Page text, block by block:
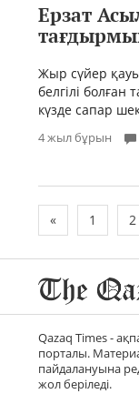
Ерзат
Жыр сүйер
белгілі
күзде сапар
4 жыл бұрын
« 1 2
Qazaq Times -
порталы.
пайдалануына
жол беріледі.